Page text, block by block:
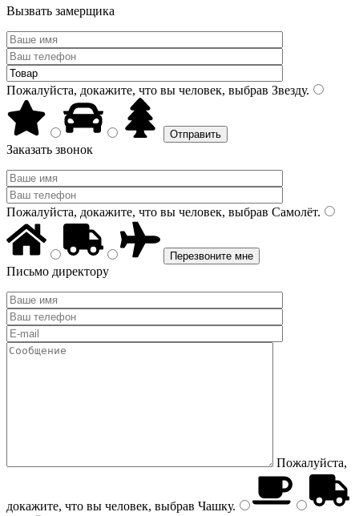
Вызвать замерщика
Пожалуйста, докажите, что вы человек, выбрав Звезду.
Заказать звонок
Пожалуйста, докажите, что вы человек, выбрав Самолёт.
Письмо директору
Пожалуйста,
докажите, что вы человек, выбрав Чашку.